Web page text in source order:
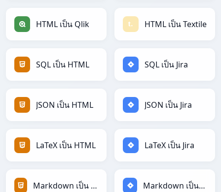
HTML เป็น Qlik HTML เป็น Textile
SQL เป็น HTML SQL เป็น Jira
JSON เป็น HTML JSON เป็น Jira
LaTeX เป็น HTML LaTeX เป็น Jira
Markdown เป็น HTML Markdown เป็น Jira